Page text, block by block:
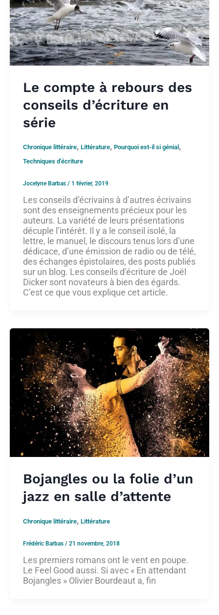
Le compte à rebours des
conseils d’écriture en
série
Chronique littéraire, Littérature, Pourquoi est-il si génial ,
Techniques d'écriture
Jocelyne Barbas / 1 février, 2019
Les conseils d’écrivains à d’autres écrivains
sont des enseignements précieux pour les
auteurs. La variété de leurs présentations
décuple l’intérêt. Il y a le conseil isolé, la
lettre, le manuel, le discours tenus lors d’une
dédicace, d’une émission de radio ou de télé,
des échanges épistolaires, des posts publiés
sur un blog. Les conseils d’écriture de Joël
Dicker sont novateurs à bien des égards.
C’est ce que vous explique cet article.
Bojangles ou la folie d’un
jazz en salle d’attente
Chronique littéraire, Littérature
Frédéric Barbas / 21 novembre, 2018
Les premiers romans ont le vent en poupe.
Le Feel Good aussi. Si avec « En attendant
Bojangles » Olivier Bourdeaut a, fin